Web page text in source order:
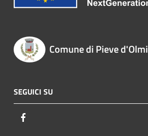
Comune di Pieve d'Olmi
SEGUICI SU